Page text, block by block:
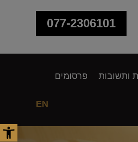
פתח
077-2306101
ותשובות פרסומים
EN